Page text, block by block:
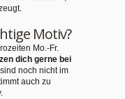
Motiv?
Mo.-Fr.
dich gerne bei
noch nicht im
auch zu